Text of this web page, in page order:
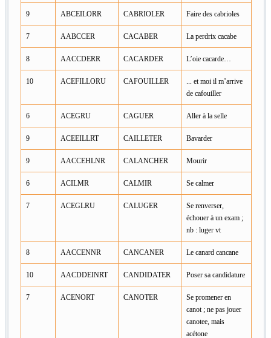
9 ABCEILORR CABRIOLER Faire des cabrioles
7 AABCCER CACABER La perdrix cacabe
8 AACCDERR CACARDER L’oie cacarde…
10 ACEFILLORU CAFOUILLER
... et moi il m’arrive
de cafouiller
6 ACEGRU CAGUER Aller à la selle
9 ACEEILLRT CAILLETER Bavarder
9 AACCEHLNR CALANCHER Mourir
6 ACILMR CALMIR Se calmer
7 ACEGLRU CALUGER
Se renverser,
échouer à un exam ;
nb : luger vt
8 AACCENNR CANCANER Le canard cancane
10 AACDDEINRT CANDIDATER Poser sa candidature
7 ACENORT CANOTER
Se promener en
canot ; ne pas jouer
canotee, mais
acétone